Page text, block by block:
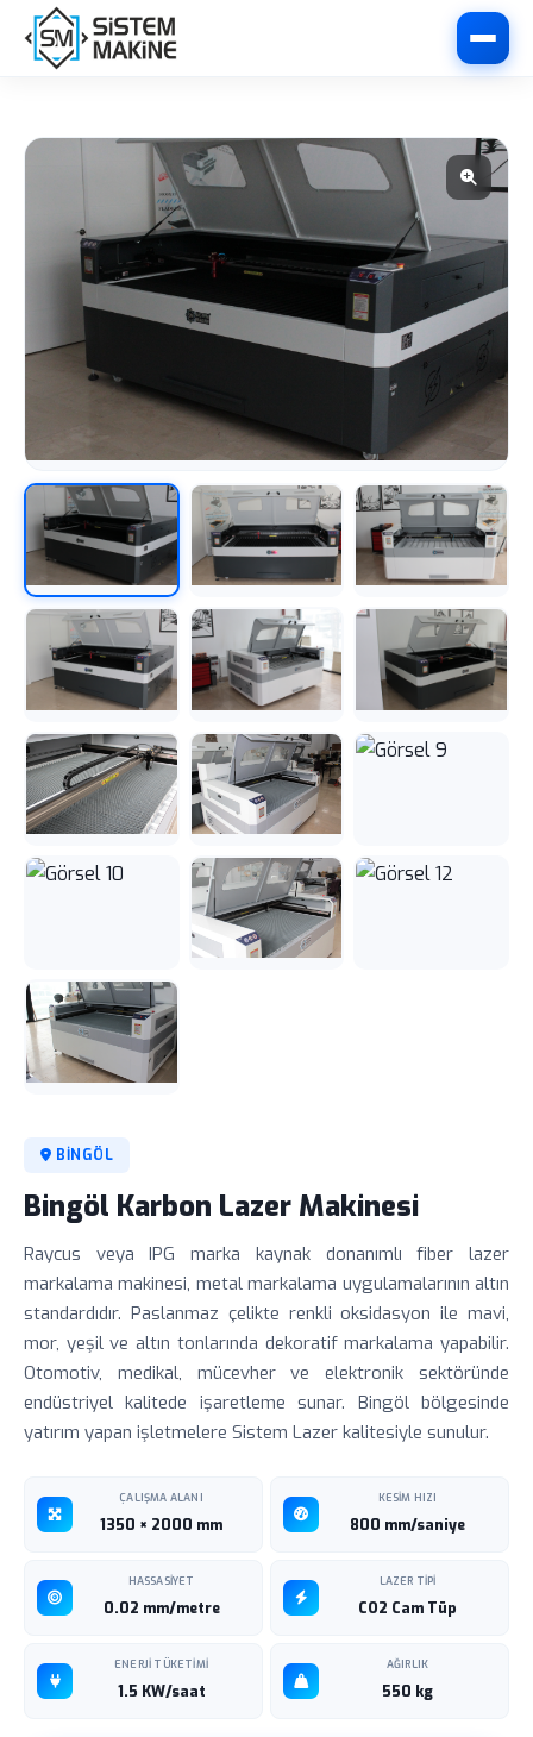
BINGÖL
Bingöl Karbon Lazer Makinesi
Raycus veya IPG marka kaynak donanımlı fiber lazer
markalama makinesi, metal markalama uygulamalarının altın
standardıdır. Paslanmaz çelikte renkli oksidasyon ile mavi,
mor, yeşil ve altın tonlarında dekoratif markalama yapabilir.
Otomotiv, medikal, mücevher ve elektronik sektöründe
endüstriyel kalitede işaretleme sunar. Bingöl bölgesinde
yatırım yapan işletmelere Sistem Lazer kalitesiyle sunulur.
ÇALIŞMA ALANI
1350 × 2000 mm
KESIM HIZI
800 mm/saniye
HASSASIYET
0.02 mm/metre
LAZER TIPI
CO2 Cam Tüp
ENERJI TÜKETIMI
1.5 KW/saat
AĞIRLIK
550 kg